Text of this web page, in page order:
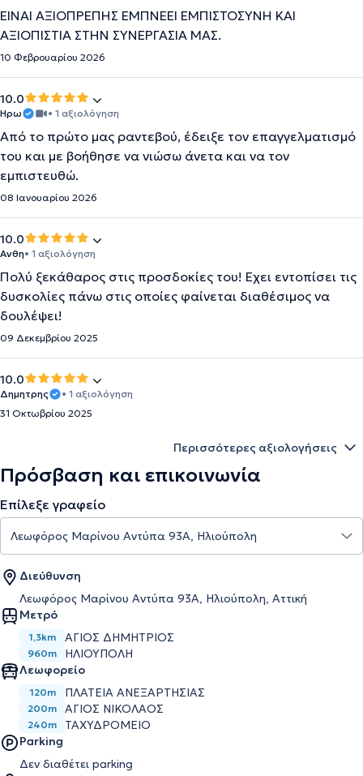
ΕΙΝΑΙ ΑΞΙΟΠΡΕΠΗΣ ΕΜΠΝΕΕΙ ΕΜΠΙΣΤΟΣΥΝΗ ΚΑΙ
ΑΞΙΟΠΙΣΤΙΑ ΣΤΗΝ ΣΥΝΕΡΓΑΣΙΑ ΜΑΣ.
10 Φεβρουαρίου 2026
10.0
Ηρω • 1 αξιολόγηση
Από το πρώτο μας ραντεβού, έδειξε τον επαγγελματισμό
του και με βοήθησε να νιώσω άνετα και να τον
εμπιστευθώ.
08 Ιανουαρίου 2026
10.0
Ανθη• 1 αξιολόγηση
Πολύ ξεκάθαρος στις προσδοκίες του! Εχει εντοπίσει τις
δυσκολίες πάνω στις οποίες φαίνεται διαθέσιμος να
δουλέψει!
09 Δεκεμβρίου 2025
10.0
Δημητρης
• 1 αξιολόγηση
31 Οκτωβρίου 2025
Περισσότερες αξιολογήσεις
Πρόσβαση και επικοινωνία
Επίλεξε γραφείο
Διεύθυνση
Λεωφόρος Μαρίνου Αντύπα 93Α, Ηλιούπολη, Αττική
Μετρό
1,3km ΆΓΙΟΣ ΔΗΜΉΤΡΙΟΣ
960m
ΗΛΙΟΎΠΟΛΗ
Λεωφορείο
120m ΠΛΑΤΕΙΑ ΑΝΕΞΑΡΤΗΣΙΑΣ
200m ΑΓΙΟΣ ΝΙΚΟΛΑΟΣ
240m
ΤΑΧΥΔΡΟΜΕΙΟ
Parking
Δεν διαθέτει parking